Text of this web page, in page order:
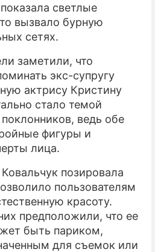
светлые
вызвало бурную
сетях.
заметили, что
экс-супругу
актрису Кристину
стало темой
ведь обе
фигуры и
лица.
позировала
пользователям
красоту.
предположили, что ее
быть париком,
для съемок или